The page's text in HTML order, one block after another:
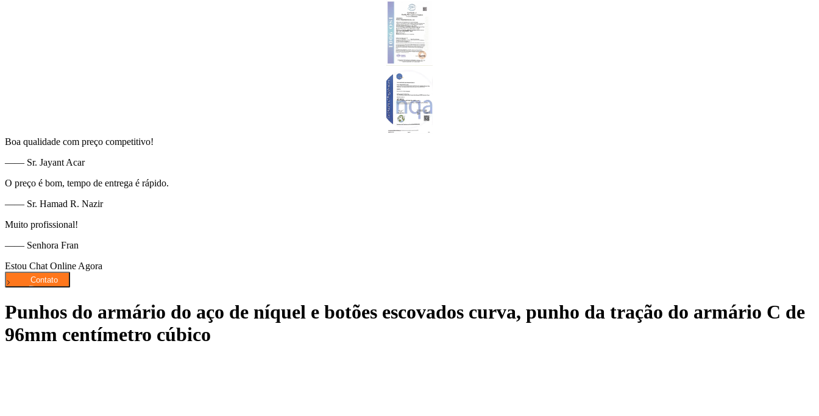
Boa qualidade com preço competitivo!
—— Sr. Jayant Acar
O preço é bom, tempo de entrega é rápido.
—— Sr. Hamad R. Nazir
Muito profissional!
—— Senhora Fran
Estou Chat Online Agora
Punhos do armário do aço de níquel e botões escovados curva, punho da tração do armário C de
96mm centímetro cúbico